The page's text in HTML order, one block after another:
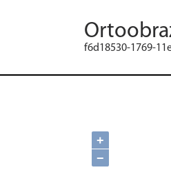
f6d18530-1769-
+
−